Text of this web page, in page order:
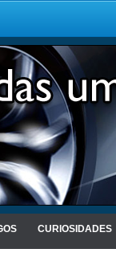
CURIOSIDADES